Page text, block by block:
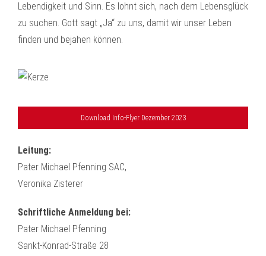
Lebendigkeit und Sinn. Es lohnt sich, nach dem Lebensglück
zu suchen. Gott sagt „Ja“ zu uns, damit wir unser Leben
finden und bejahen können.
Download Info-Flyer Dezember 2023
Leitung:
Pater Michael Pfenning SAC,
Veronika Zisterer
Schriftliche Anmeldung bei:
Pater Michael Pfenning
Sankt-Konrad-Straße 28